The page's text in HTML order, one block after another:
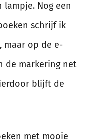
lampje. Nog een
schrijf ik
maar op de e-
de markering net
blijft de
met mooie